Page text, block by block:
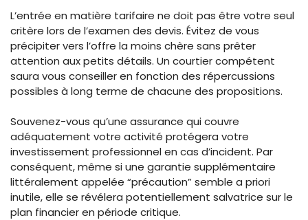
L’entrée en matière tarifaire ne doit pas être votre seul
critère lors de l’examen des devis. Évitez de vous
précipiter vers l’offre la moins chère sans prêter
attention aux petits détails. Un courtier compétent
saura vous conseiller en fonction des répercussions
possibles à long terme de chacune des propositions.
Souvenez-vous qu’une assurance qui couvre
adéquatement votre activité protégera votre
investissement professionnel en cas d’incident. Par
conséquent, même si une garantie supplémentaire
littéralement appelée “précaution” semble a priori
inutile, elle se révélera potentiellement salvatrice sur le
plan financier en période critique.